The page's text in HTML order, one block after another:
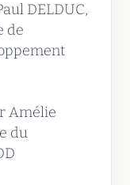
DELDUC,
de
Amélie
du